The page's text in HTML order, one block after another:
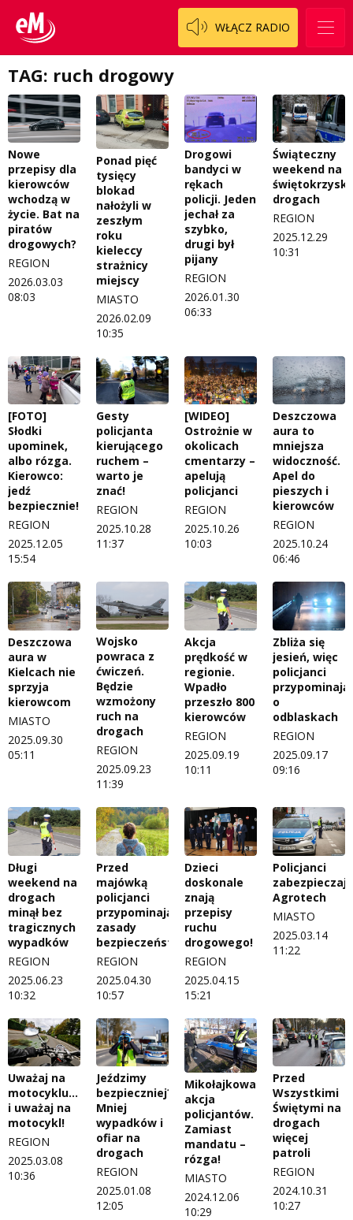
WŁĄCZ RADIO
TAG: ruch drogowy
Nowe
przepisy dla
kierowców
wchodzą w
życie. Bat na
piratów
drogowych?
REGION
2026.03.03
08:03
Ponad pięć
tysięcy
blokad
nałożyli w
zeszłym
roku
kieleccy
strażnicy
miejscy
MIASTO
2026.02.09
10:35
Drogowi
bandyci w
rękach
policji. Jeden
jechał za
szybko,
drugi był
pijany
REGION
2026.01.30
06:33
Świąteczny
weekend na
drogach
REGION
2025.12.29
10:31
[FOTO]
Słodki
upominek,
albo rózga.
Kierowco:
jedź
bezpiecznie!
REGION
2025.12.05
15:54
Gesty
policjanta
kierującego
ruchem –
warto je
znać!
REGION
2025.10.28
11:37
[WIDEO]
Ostrożnie w
okolicach
cmentarzy –
apelują
policjanci
REGION
2025.10.26
10:03
Deszczowa
aura to
mniejsza
widoczność.
Apel do
pieszych i
kierowców
REGION
2025.10.24
06:46
Deszczowa
aura w
Kielcach nie
sprzyja
kierowcom
MIASTO
2025.09.30
05:11
Wojsko
powraca z
ćwiczeń.
Będzie
wzmożony
ruch na
drogach
REGION
2025.09.23
11:39
Akcja
prędkość w
regionie.
Wpadło
przeszło 800
kierowców
REGION
2025.09.19
10:11
Zbliża się
jesień, więc
policjanci
przypominają
o
odblaskach
REGION
2025.09.17
09:16
Długi
weekend na
drogach
minął bez
tragicznych
wypadków
REGION
2025.06.23
10:32
Przed
majówką
policjanci
przypominają
zasady
bezpieczeństwa
REGION
2025.04.30
10:57
Dzieci
doskonale
znają
przepisy
ruchu
drogowego!
REGION
2025.04.15
15:21
Policjanci
zabezpieczają
Agrotech
MIASTO
2025.03.14
11:22
Uważaj na
motocyklu…
i uważaj na
motocykl!
REGION
2025.03.08
10:36
Jeździmy
bezpieczniej?
Mniej
wypadków i
ofiar na
drogach
REGION
2025.01.08
12:05
Mikołajkowa
akcja
policjantów.
Zamiast
mandatu –
rózga!
MIASTO
2024.12.06
10:29
Przed
Wszystkimi
Świętymi na
drogach
więcej
patroli
REGION
2024.10.31
10:27